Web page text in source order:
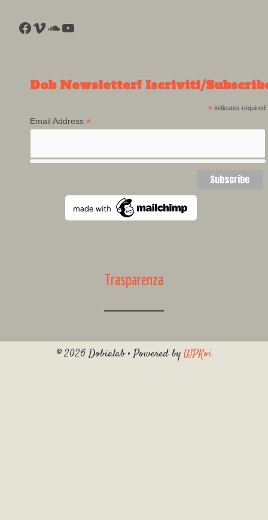
Facebook
VimeoSoundCloud
YouTube
Dob Newsletter! Iscriviti/
* indicates required
Email Address *
Trasparenza
© 2026 Dobialab• Powered byWPKoi